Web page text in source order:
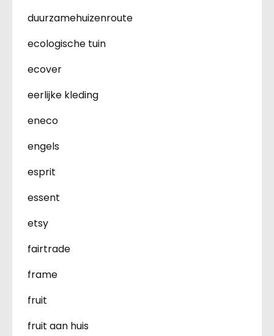
duurzamehuizenroute
ecologische tuin
ecover
eerlijke kleding
eneco
engels
esprit
essent
etsy
fairtrade
frame
fruit
fruit aan huis